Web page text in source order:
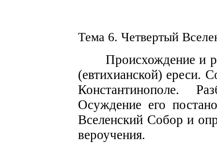
Тема 6. Четвертый Вселе
Происхождение и
(евтихианской) ереси.
Константинопо­ле.
Осуждение его по
Вселенский Собор и
вероучения.